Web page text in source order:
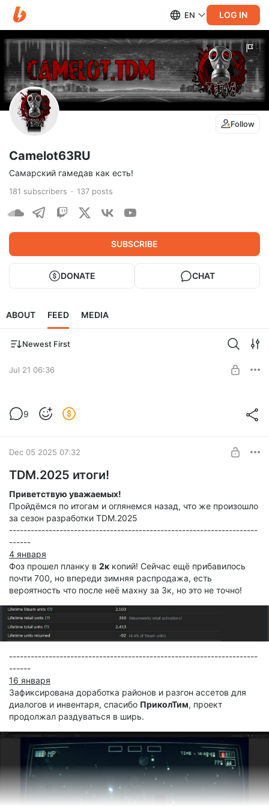
EN LOG IN
Follow
Camelot63RU
Самарский гамедав как есть!
181 subscribers 137 posts
SUBSCRIBE
DONATE CHAT
ABOUT FEED MEDIA
Newest First
Jul 21 06:36
9
Dec 05 2025 07:32
TDM.2025 итоги!
Приветствую уважаемых!
Пройдёмся по итогам и оглянемся назад, что же произошло
за сезон разработки TDM.2025
---------------------------------------------------------------------
------
4 января
Фоз прошел планку в 2к копий! Сейчас ещё прибавилось
почти 700, но впереди зимняя распродажа, есть
вероятность что после неё махну за 3к, но это не точно!
---------------------------------------------------------------------
------
16 января
Зафиксирована доработка районов и разгон ассетов для
диалогов и инвентаря, спасибо ПриколТим, проект
продолжал раздуваться в ширь.